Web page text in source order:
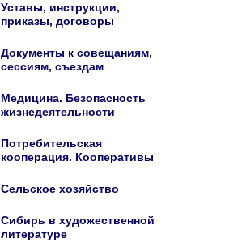
Уставы, инструкции,
приказы, договоры
Документы к совещаниям,
сессиям, съездам
Медицина. Безопасность
жизнедеятельности
Потребительская
кооперация. Кооперативы
Сельское хозяйство
Сибирь в художественной
литературе